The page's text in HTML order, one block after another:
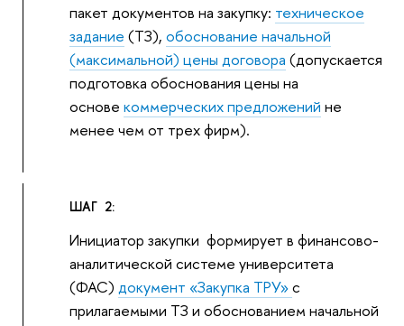
пакет документов на закупку: техническое
задание (ТЗ),обоснование начальной
(максимальной) цены договора (допускается
подготовка обоснования цены на
основекоммерческих предложений не
менее чем от трех фирм).
ШАГ 2:
Инициатор закупки формирует в финансово-
аналитической системе университета
(ФАС)документ «Закупка ТРУ»с
прилагаемыми ТЗ и обоснованием начальной